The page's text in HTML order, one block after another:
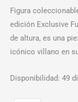
Figura
edición Exclusive
de altura, es una
icónico villano en
Disponibilidad: 49